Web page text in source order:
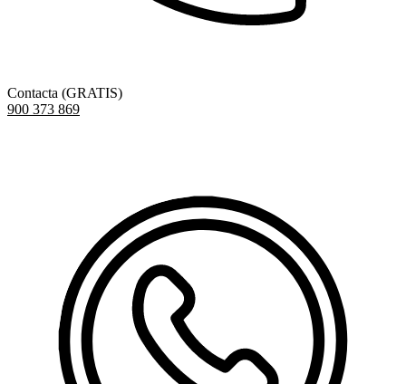
Contacta (GRATIS)
900 373 869